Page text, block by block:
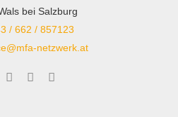
bei Salzburg
/ 662 / 857123
netzwerk.at